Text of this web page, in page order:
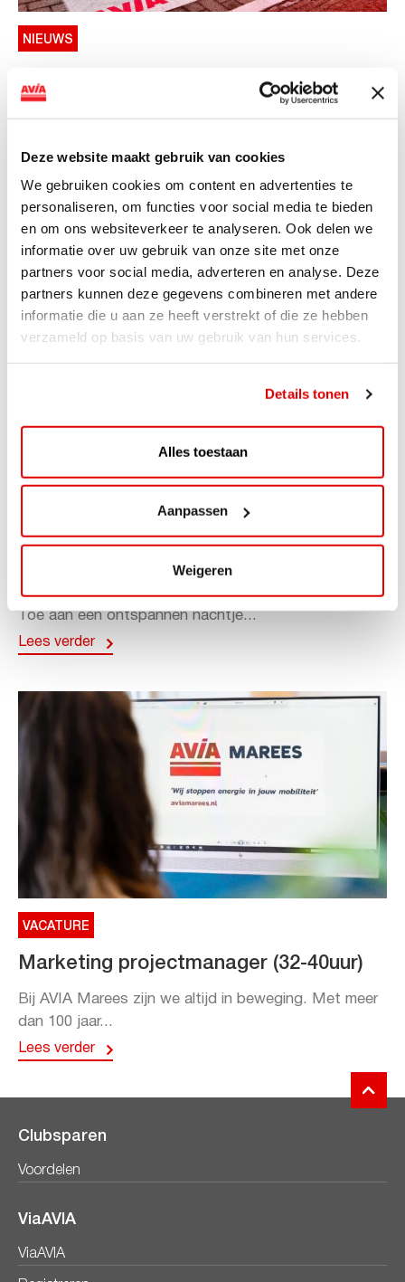
Deze website maakt gebruik van cookies
We gebruiken cookies om content en advertenties te
personaliseren, om functies voor social media te bieden
en om ons websiteverkeer te analyseren. Ook delen we
informatie over uw gebruik van onze site met onze
partners voor social media, adverteren en analyse. Deze
partners kunnen deze gegevens combineren met andere
informatie die u aan ze heeft verstrekt of die ze hebben
verzameld op basis van uw gebruik van hun services.
Details tonen
Alles toestaan
Aanpassen
Weigeren
NIEUWS
AVIA VOLT en Fletcher Hotels starten
landelijke uitrol van DC-
AVIA VOLT en Fletcher Hotels starten landelijke uitrol
van DC-snellaadinfrastructuur AVIA VOLT en...
Lees verder
ViaAVIA Super Deal: 20% korting bij
ViaAVIA Super Deal: €25 korting bij ViaLuxury Hotels
Toe aan een ontspannen nachtje...
Lees verder
VACATURE
Marketing projectmanager (32-40uur)
Bij AVIA Marees zijn we altijd in beweging. Met meer
dan 100 jaar...
Lees verder
Clubsparen
Voordelen
ViaAVIA
ViaAVIA